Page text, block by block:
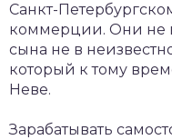
Санкт-
коммерции. Они не
сына не в
который к тому
Неве.
Зарабатывать